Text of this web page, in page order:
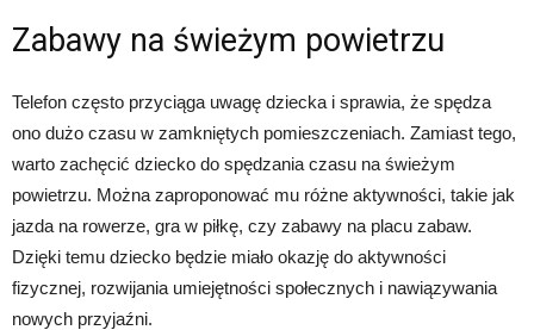
Zabawy na świeżym powietrzu
Telefon często przyciąga uwagę dziecka i sprawia, że spędza
ono dużo czasu w zamkniętych pomieszczeniach. Zamiast tego,
warto zachęcić dziecko do spędzania czasu na świeżym
powietrzu. Można zaproponować mu różne aktywności, takie jak
jazda na rowerze, gra w piłkę, czy zabawy na placu zabaw.
Dzięki temu dziecko będzie miało okazję do aktywności
fizycznej, rozwijania umiejętności społecznych i nawiązywania
nowych przyjaźni.